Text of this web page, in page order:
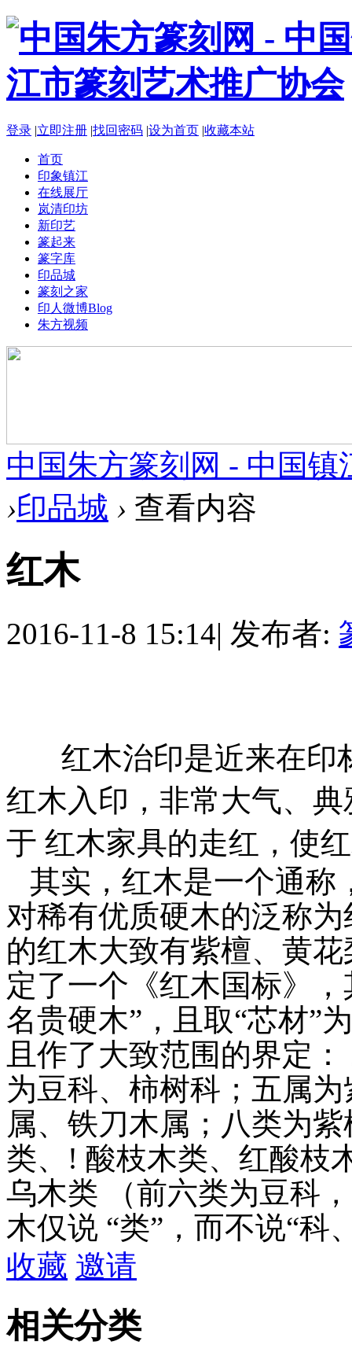
登录 |立即注册 |找回密码 |设为首页 |收藏本站
首页
印象镇江
在线展厅
岚清印坊
新印艺
篆起来
篆字库
印品城
篆刻之家
印人微博Blog
朱方视频
中国朱方篆刻网 - 中国
›印品城 › 查看内容
红木
2016-11-8 15:14| 发布者:
红木治印是近来在印
红木入印，非常大气、
于 红木家具的走红，使
其实，红木是一个通称
对稀有优质硬木的泛称
的红木大致有紫檀、黄
定了一个《红木国标》
名贵硬木”，且取“芯材”
且作了大致范围的界定
为豆科、柿树科；五属
属、铁刀木属；八类为
类、! 酸枝木类、红酸枝
乌木类 （前六类为豆科
木仅说 “类”，而不说“科
收藏 邀请
相关分类